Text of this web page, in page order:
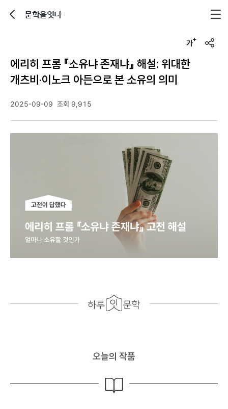
문학을잇다
u
에리히 프롬 『소유냐 존재냐』 해설: 위대한
개츠비·이노크 아든으로 본 소유의 의미
2025-09-09 조회 9,915
오늘의 작품